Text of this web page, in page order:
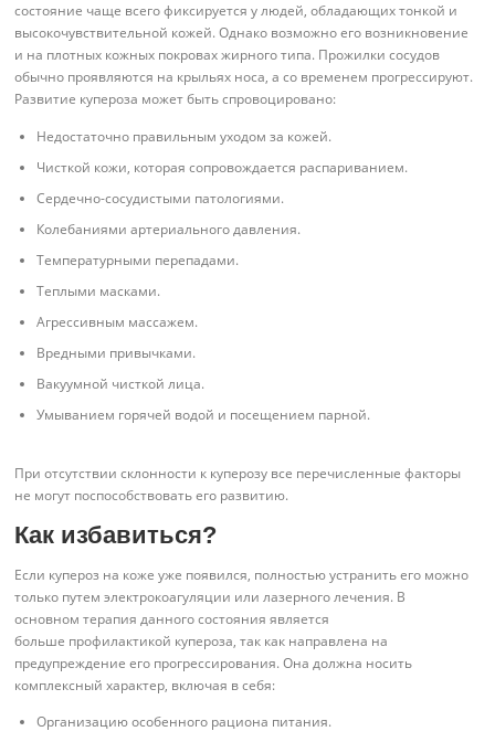
состояние чаще всего фиксируется у людей, обладающих тонкой и
высокочувствительной кожей. Однако возможно его возникновение
и на плотных кожных покровах жирного типа. Прожилки сосудов
обычно проявляются на крыльях носа, а со временем прогрессируют.
Развитие купероза может быть спровоцировано:
Недостаточно правильным уходом за кожей.
Чисткой кожи, которая сопровождается распариванием.
Сердечно-сосудистыми патологиями.
Колебаниями артериального давления.
Температурными перепадами.
Теплыми масками.
Агрессивным массажем.
Вредными привычками.
Вакуумной чисткой лица.
Умыванием горячей водой и посещением парной.
При отсутствии склонности к куперозу все перечисленные факторы
не могут поспособствовать его развитию.
Как избавиться?
Если купероз на коже уже появился, полностью устранить его можно
только путем электрокоагуляции или лазерного лечения. В
основном терапия данного состояния является
больше профилактикой купероза, так как направлена на
предупреждение его прогрессирования. Она должна носить
комплексный характер, включая в себя:
Организацию особенного рациона питания.